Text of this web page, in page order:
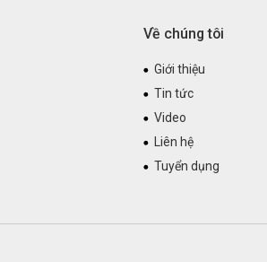
Về chúng tôi
Giới thiệu
Tin tức
Video
Liên hệ
Tuyển dụng